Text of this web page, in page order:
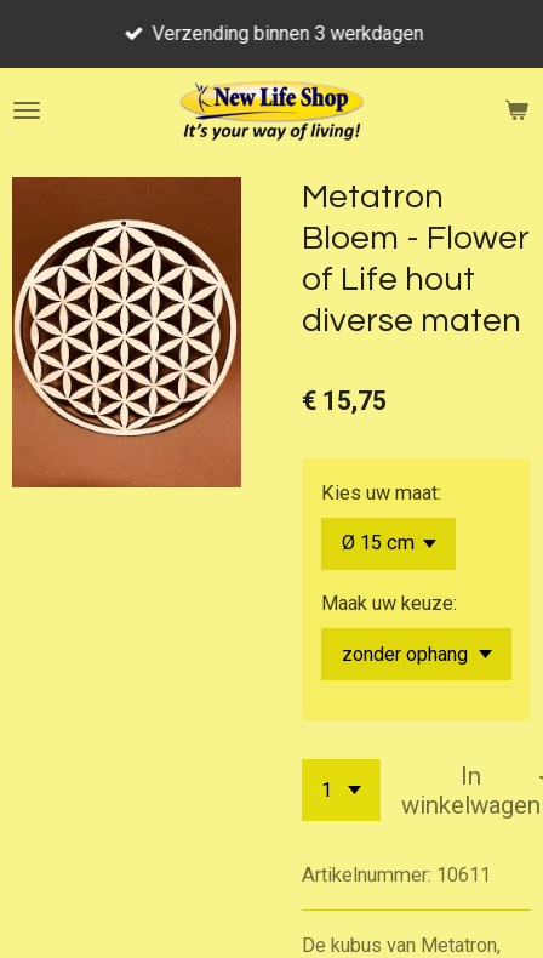
de
Verzending binnen 3 werkdagen
Metatron
Bloem - Flower
of Life hout
diverse maten
€ 15,75
Kies uw maat:
Maak uw keuze:
In
winkelwagen
Artikelnummer: 10611
De kubus van Metatron,